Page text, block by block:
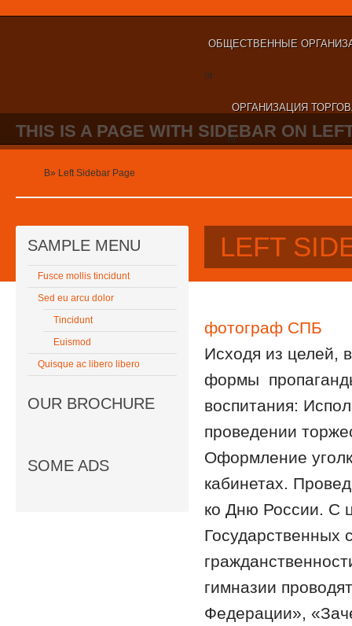
ОБЩЕСТВЕННЫЕ
nt
ОРГАНИЗАЦИЯ
nt
THIS IS A PAGE WITH SIDEBAR ON
В» Left Sidebar Page
SAMPLE MENU
Fusce mollis tincidunt
Sed eu arcu dolor
Tincidunt
Euismod
Quisque ac libero libero
OUR BROCHURE
SOME ADS
LEFT
фотограф СПБ
Исходя из целей,
формы
воспитания:
проведении
Оформление
кабинетах.
ко Дню России. С
Государственных
гимназии
Федерации»,